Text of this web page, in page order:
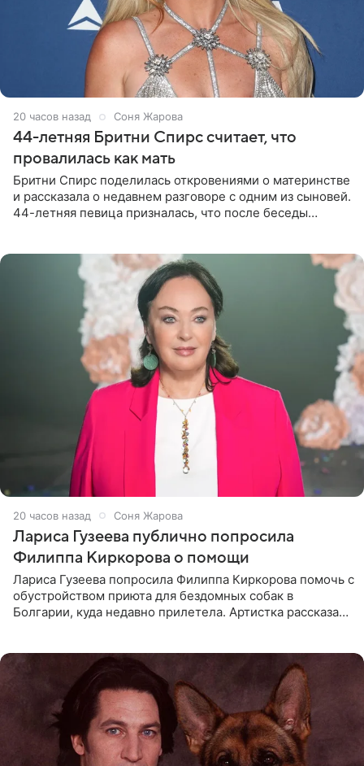
20 часов назад Соня Жарова
44-летняя Бритни Спирс считает, что
провалилась как мать
Бритни Спирс поделилась откровениями о материнстве
и рассказала о недавнем разговоре с одним из сыновей.
44-летняя певица призналась, что после беседы
20 часов назад Соня Жарова
Лариса Гузеева публично попросила
Филиппа Киркорова о помощи
Лариса Гузеева попросила Филиппа Киркорова помочь с
обустройством приюта для бездомных собак в
Болгарии, куда недавно прилетела. Артистка рассказала